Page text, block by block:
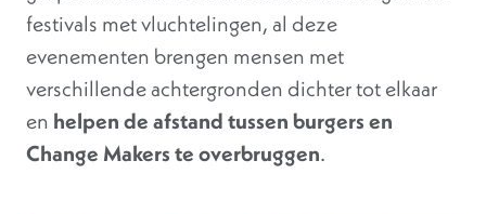
festivals met vluchtelingen, al deze
evenementen brengen mensen met
verschillende achtergronden dichter tot elkaar
en helpen de afstand tussen burgers en
Change Makers te overbruggen.